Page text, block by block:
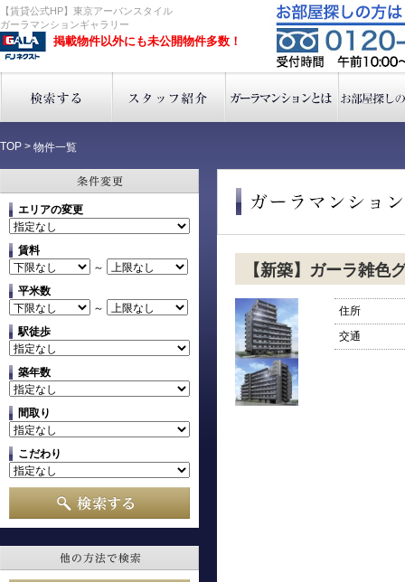
【賃貸公式HP】東京アーバンスタイル
ガーラマンションギャラリー
掲載物件以外にも未公開物件多数！
TOP > 物件一覧
エリアの変更
賃料
～
平米数
～
駅徒歩
築年数
間取り
こだわり
【新築】ガーラ雑色
住所
交通